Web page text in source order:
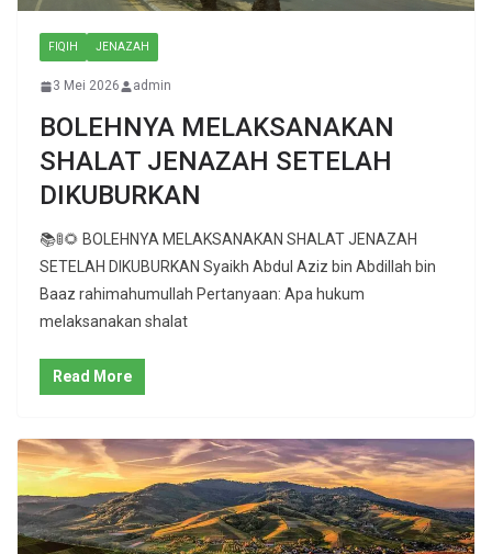
FIQIH JENAZAH
3 Mei 2026 admin
BOLEHNYA MELAKSANAKAN
SHALAT JENAZAH SETELAH
DIKUBURKAN
📚🚦🌻 BOLEHNYA MELAKSANAKAN SHALAT JENAZAH
SETELAH DIKUBURKAN Syaikh Abdul Aziz bin Abdillah bin
Baaz rahimahumullah Pertanyaan: Apa hukum
melaksanakan shalat
Read More